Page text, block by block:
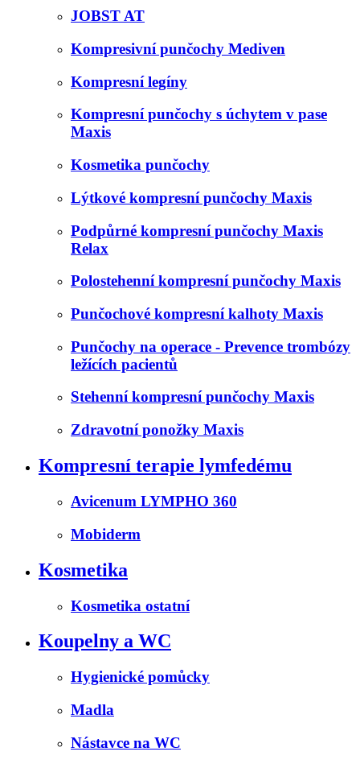
JOBST AT
Kompresivní punčochy Mediven
Kompresní legíny
Kompresní punčochy s úchytem v pase
Maxis
Kosmetika punčochy
Lýtkové kompresní punčochy Maxis
Podpůrné kompresní punčochy Maxis
Relax
Polostehenní kompresní punčochy Maxis
Punčochové kompresní kalhoty Maxis
Punčochy na operace - Prevence trombózy
ležících pacientů
Stehenní kompresní punčochy Maxis
Zdravotní ponožky Maxis
Kompresní terapie lymfedému
Avicenum LYMPHO 360
Mobiderm
Kosmetika
Kosmetika ostatní
Koupelny a WC
Hygienické pomůcky
Madla
Nástavce na WC